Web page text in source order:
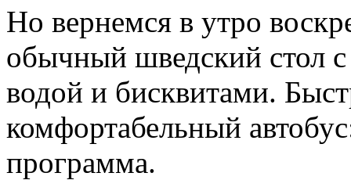
Но вернемся в утро
обычный шведский стол
водой и бисквитами.
комфортабельный
программа.